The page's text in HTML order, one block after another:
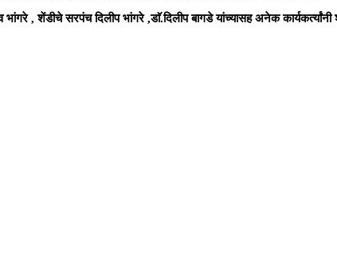
, शेंडीचे सरपंच दिलीप भांगरे ,डाॅ.दिलीप बागडे यांच्यासह अनेक